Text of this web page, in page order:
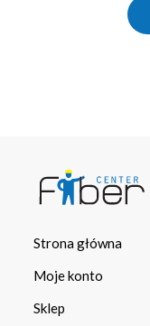
Strona główna
Moje konto
Sklep